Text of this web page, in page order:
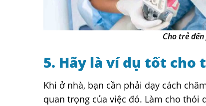
Cho trẻ
5. Hãy là ví dụ tốt cho
Khi ở nhà, bạn cần phải dạy cách
quan trọng của việc đó. Làm cho